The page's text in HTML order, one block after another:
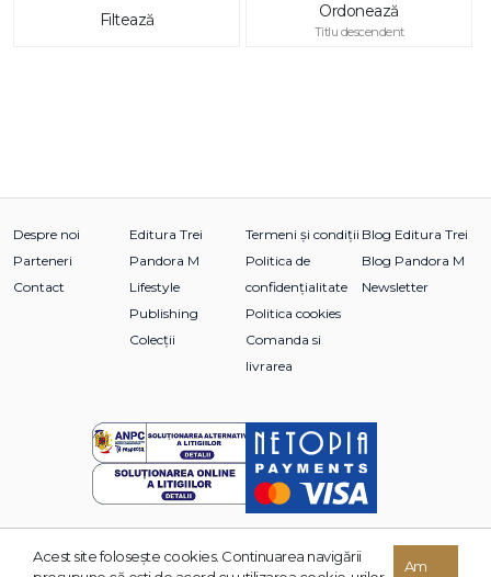
Filtează Ordonează
Titlu descendent
Despre noi
Parteneri
Contact
Editura Trei
Pandora M
Lifestyle
Publishing
Colecții
Termeni și condiții
Politica de
confidențialitate
Politica cookies
Comanda si
livrarea
Blog Editura Trei
Blog Pandora M
Newsletter
© 2026 Grupul Editorial TREI. Toate drepturile rezervate.
Acest site foloseşte cookies. Continuarea navigării
Am